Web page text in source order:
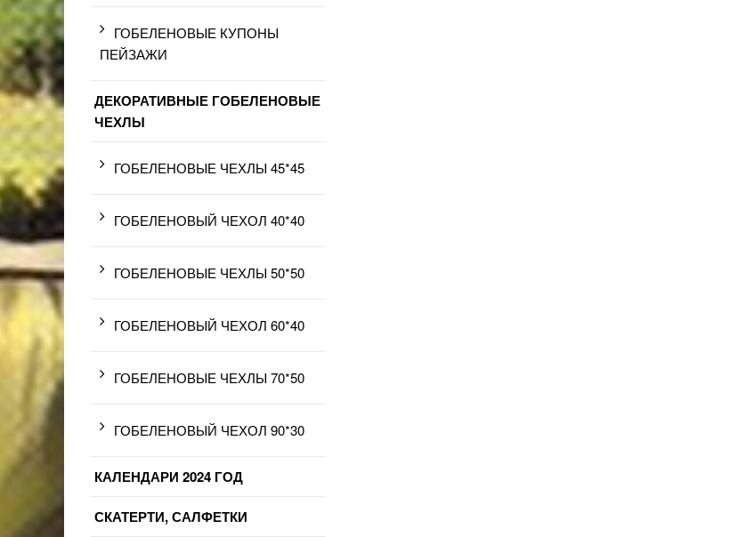
ГОБЕЛЕНОВЫЕ КУПОНЫ
ПЕЙЗАЖИ
ДЕКОРАТИВНЫЕ ГОБЕЛЕНОВЫЕ
ЧЕХЛЫ
ГОБЕЛЕНОВЫЕ ЧЕХЛЫ 45*45
ГОБЕЛЕНОВЫЙ ЧЕХОЛ 40*40
ГОБЕЛЕНОВЫЕ ЧЕХЛЫ 50*50
ГОБЕЛЕНОВЫЙ ЧЕХОЛ 60*40
ГОБЕЛЕНОВЫЕ ЧЕХЛЫ 70*50
ГОБЕЛЕНОВЫЙ ЧЕХОЛ 90*30
КАЛЕНДАРИ 2024 ГОД
СКАТЕРТИ, САЛФЕТКИ